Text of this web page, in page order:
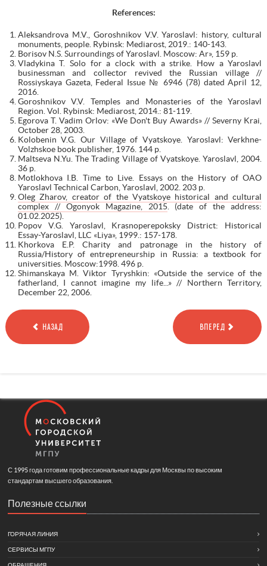
References:
Aleksandrova M.V., Goroshnikov V.V. Yaroslavl: history, cultural
monuments, people. Rybinsk: Mediarost, 2019.: 140-143.
Borisov N.S. Surroundings of Yaroslavl. Moscow: Ar», 159 p.
Vladykina T. Solo for a clock with a strike. How a Yaroslavl
businessman and collector revived the Russian village //
Rossiyskaya Gazeta, Federal Issue № 6946 (78) dated April 12,
2016.
Goroshnikov V.V. Temples and Monasteries of the Yaroslavl
Region. Vol. Rybinsk: Mediarost, 2014.: 81-119.
Egorova T. Vadim Orlov: «We Don't Buy Awards» // Severny Krai,
October 28, 2003.
Kolobenin V.G. Our Village of Vyatskoye. Yaroslavl: Verkhne-
Volzhskoe book publisher, 1976. 144 p.
Maltseva N.Yu. The Trading Village of Vyatskoye. Yaroslavl, 2004.
36 p.
Motlokhova I.B. Time to Live. Essays on the History of OAO
Yaroslavl Technical Carbon, Yaroslavl, 2002. 203 p.
Oleg Zharov, creator of the Vyatskoye historical and cultural
complex // Ogonyok Magazine, 2015 . (date of the address:
01.02.2025).
Popov V.G. Yaroslavl, Krasnoperepoksky District: Historical
Essay-Yaroslavl, LLC «Liya», 1999.: 157-178.
Khorkova E.P. Charity and patronage in the history of
Russia/History of entrepreneurship in Russia: a textbook for
universities. Moscow:1998. 496 p.
Shimanskaya M. Viktor Tyryshkin: «Outside the service of the
fatherland, I cannot imagine my life...» // Northern Territory,
December 22, 2006.
НАЗАД ВПЕРЕД
С 1995 года готовим профессиональные кадры для Москвы по высоким
стандартам высшего образования.
Полезные ссылки
ГОРЯЧАЯ ЛИНИЯ
СЕРВИСЫ МГПУ